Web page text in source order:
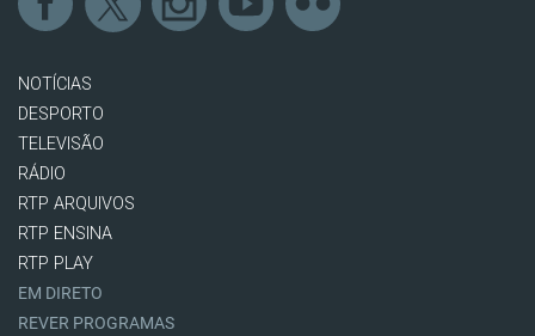
NOTÍCIAS
DESPORTO
TELEVISÃO
RÁDIO
RTP ARQUIVOS
RTP ENSINA
RTP PLAY
EM DIRETO
REVER PROGRAMAS